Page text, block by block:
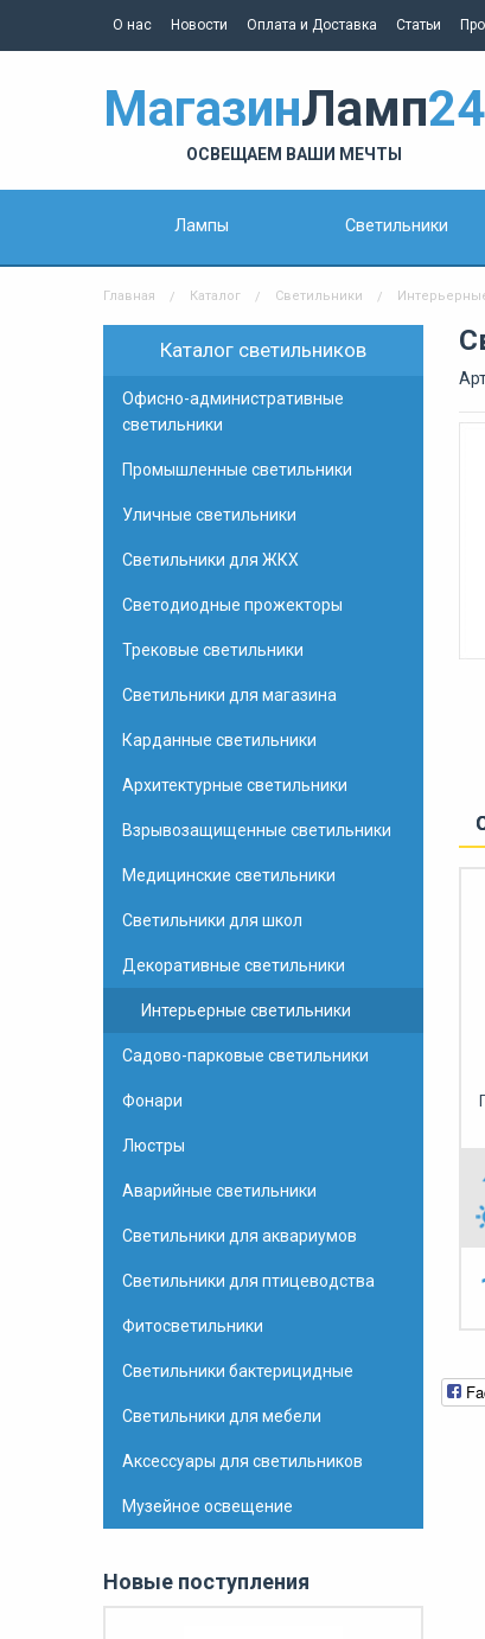
О нас Новости Оплата и Доставка Статьи
МагазинЛамп24
ОСВЕЩАЕМ ВАШИ МЕЧТЫ
Лампы Светильники
Главная Каталог Светильники
Каталог светильников
Офисно-административные
светильники
Промышленные светильники
Уличные светильники
Светильники для ЖКХ
Светодиодные прожекторы
Трековые светильники
Светильники для магазина
Карданные светильники
Архитектурные светильники
Взрывозащищенные светильники
Медицинские светильники
Светильники для школ
Декоративные светильники
Интерьерные светильники
Садово-парковые светильники
Фонари
Люстры
Аварийные светильники
Светильники для аквариумов
Светильники для птицеводства
Фитосветильники
Светильники бактерицидные
Светильники для мебели
Аксессуары для светильников
Музейное освещение
Новые поступления